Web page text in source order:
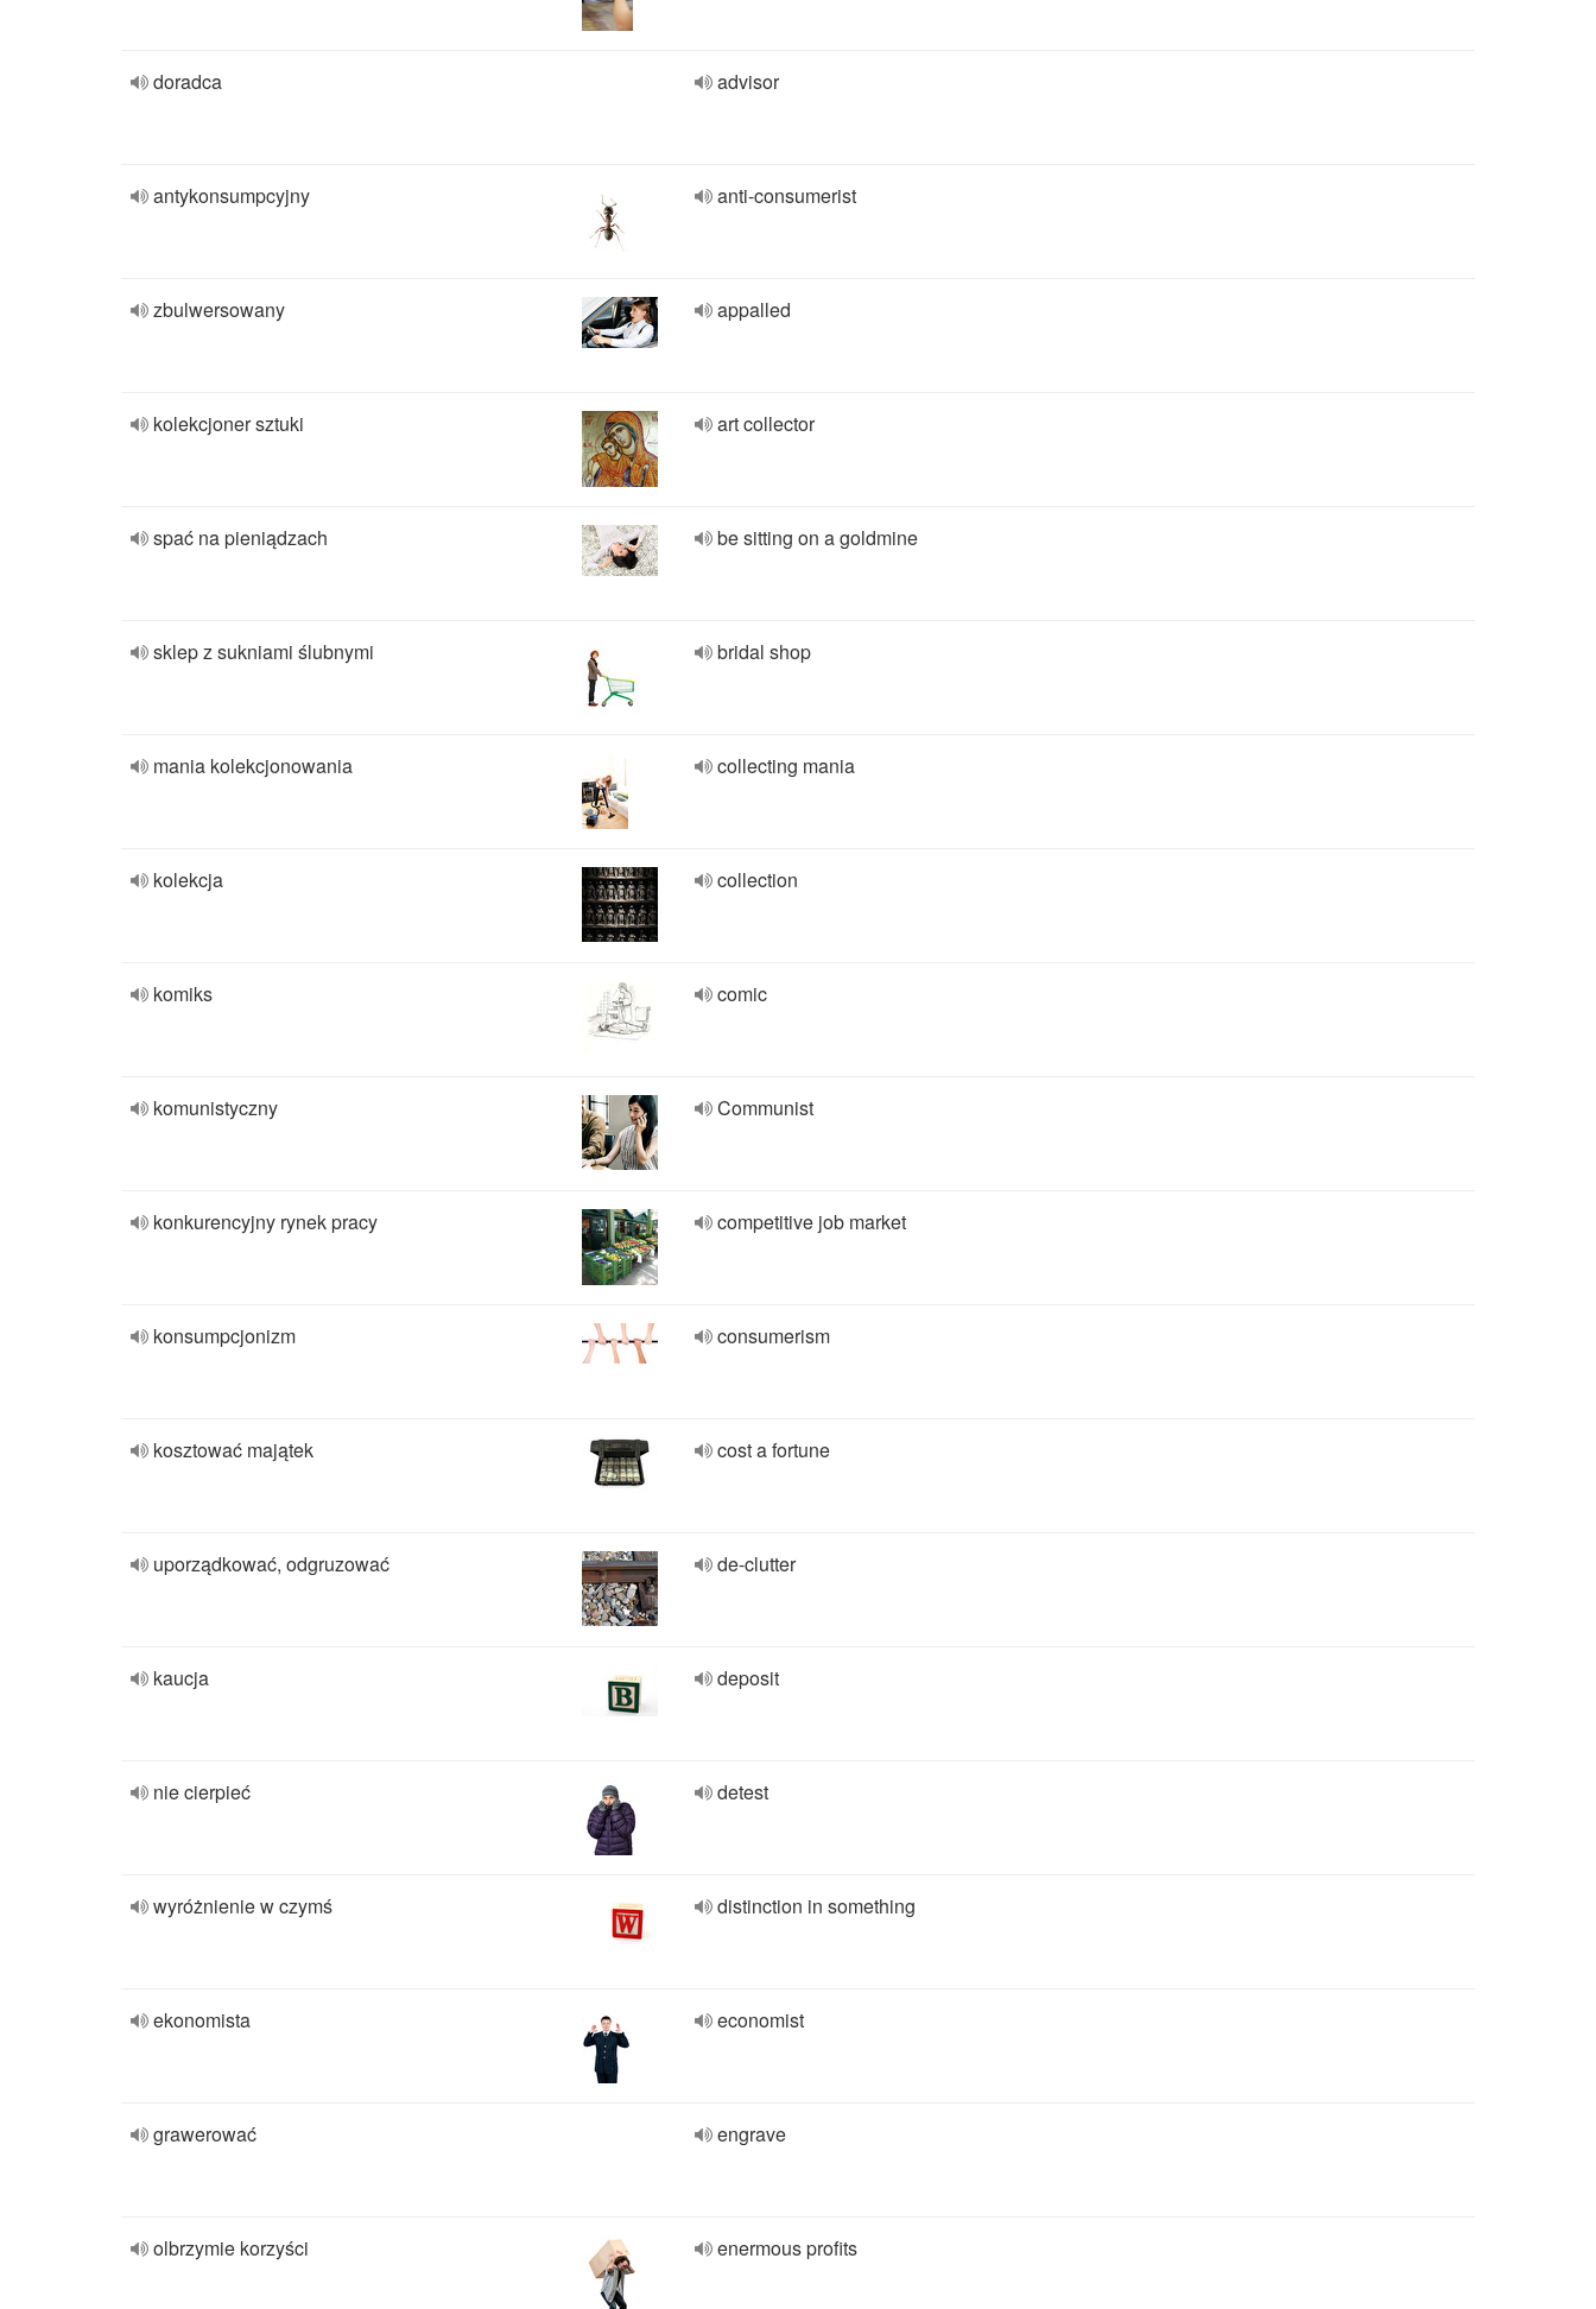
doradca advisor
antykonsumpcyjny anti-consumerist
zbulwersowany appalled
kolekcjoner sztuki art collector
spać na pieniądzach be sitting on a goldmine
sklep z sukniami ślubnymi bridal shop
mania kolekcjonowania collecting mania
kolekcja collection
komiks comic
komunistyczny Communist
konkurencyjny rynek pracy competitive job market
konsumpcjonizm consumerism
kosztować majątek cost a fortune
uporządkować, odgruzować de-clutter
kaucja deposit
nie cierpieć detest
wyróżnienie w czymś distinction in something
ekonomista economist
grawerować engrave
olbrzymie korzyści enermous profits